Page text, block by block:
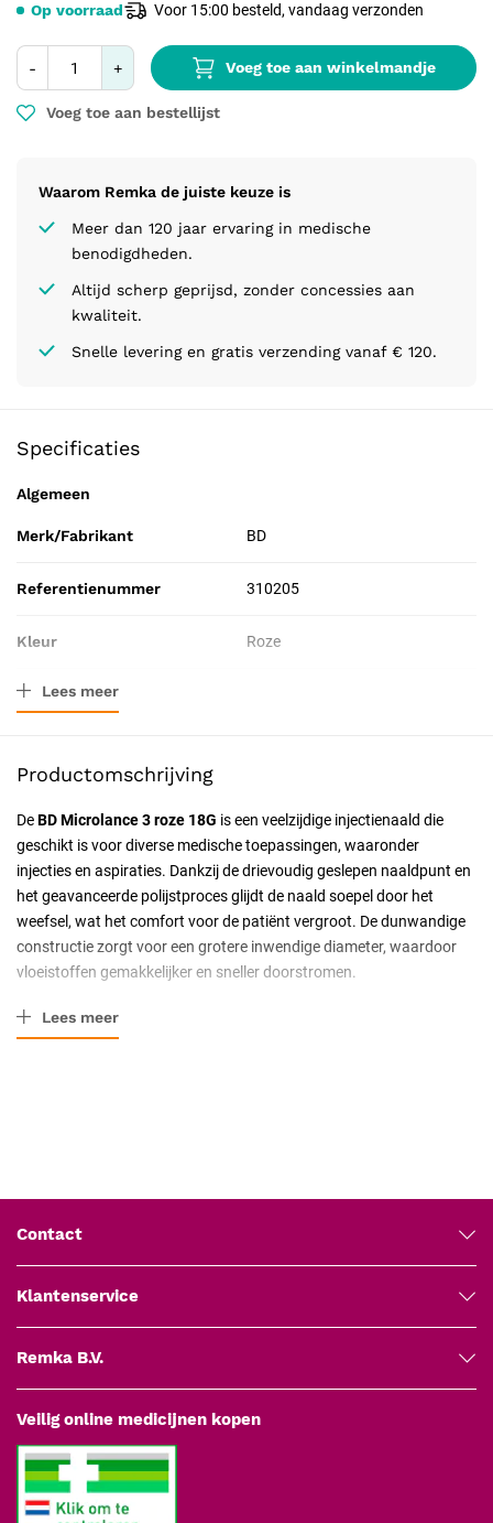
- + Voeg toe aan winkelmandje
Voeg toe aan bestellijst
Waarom Remka de juiste keuze is
Meer dan 120 jaar ervaring in medische
benodigdheden.
Altijd scherp geprijsd, zonder concessies aan
kwaliteit.
Snelle levering en gratis verzending vanaf € 120.
Op voorraad Voor 15:00 besteld, vandaag verzonden
Specificaties
Algemeen
Merk/Fabrikant BD
Referentienummer 310205
Kleur Roze
Verpakkingstype
Professioneel
Uitvoering Steriel, Luer Slip
Certificering CE-gecertificeerd
Soort
Lees meer
Productomschrijving
DeBD Microlance 3 roze 18G is een veelzijdige injectienaald die
geschikt is voor diverse medische toepassingen, waaronder
injecties en aspiraties. Dankzij de drievoudig geslepen naaldpunt en
het geavanceerde polijstproces glijdt de naald soepel door het
weefsel, wat het comfort voor de patiënt vergroot. De dunwandige
constructie zorgt voor een grotere inwendige diameter, waardoor
vloeistoffen gemakkelijker en sneller doorstromen.
Belangrijkste kenmerken
betrouwbaarheid.
Latexvrij:Vermindert het risico op allergische reacties.
Compatibiliteit:
Verpakking:
Toepassingen
verschillende medische procedures:
Intradermale, subcutane en intramusculaire injecties.
Lees meer
Contact
Klantenservice
Remka B.V.
Veilig online medicijnen kopen